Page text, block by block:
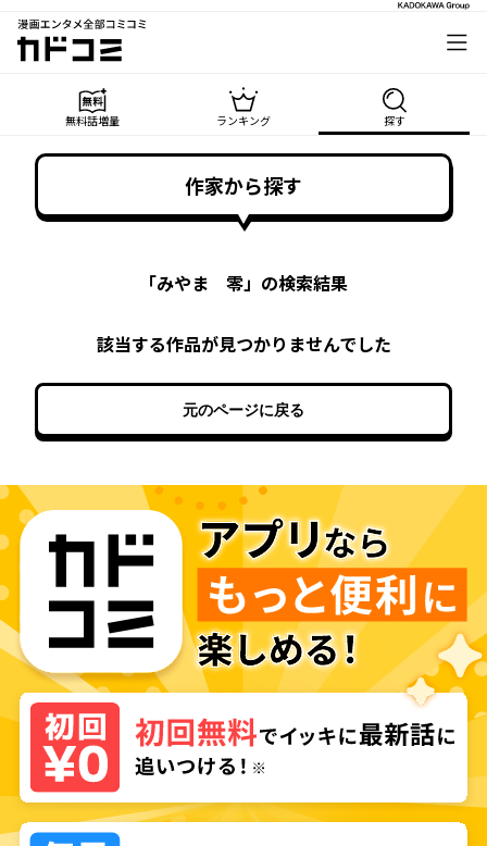
漫画エンタメ全部コミコミ
カドコミ
無料話増量 ランキング 探す
作家から探す
「みやま 零」の検索結果
該当する作品が見つかりませんでした
元のページに戻る